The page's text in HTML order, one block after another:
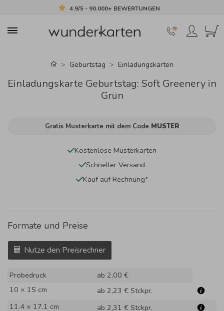
4.9/5 - 90.000+ BEWERTUNGEN
Geburtstag Einladungskarten
Einladungskarte Geburtstag: Soft Greenery in
Grün
Gratis Musterkarte mit dem Code MUSTER
Kostenlose Musterkarten
Schneller Versand
Kauf auf Rechnung*
Formate und Preise
Nutze den Preisrechner
Probedruck
ab 2,00 €
10 × 15 cm
ab 2,23 € Stckpr.
11.4 × 17.1 cm
ab 2,31 € Stckpr.